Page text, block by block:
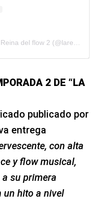
2 DE “LA
publicado por
entrega
con alta
y flow musical,
su primera
un hito a nivel